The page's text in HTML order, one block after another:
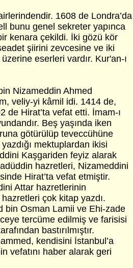
1608 de Londra’da
bunu genel sekreter yapınca
kenara çekildi. İki gözü kör
şiirini zevcesine ve iki
üzerine eserleri vardır. Kur'an-ı
Nizameddin Ahmed
veliy-yi kâmil idi. 1414 de,
de Hirat’ta vefat etti. İmam-ı
Beş yaşında iken
götürülüp teveccühüne
mektuplardan ikisi
Kaşgariden feyiz alarak
hazretleri, Nizameddini
Hirat’ta vefat etmiştir.
Attar hazretlerinin
çok kitap yazdı.
bin Osman Lamii ve Ehi-zade
tercüme edilmiş ve farisisi
bastırılmıştır.
kendisini İstanbul’a
vefatını haber alarak geri